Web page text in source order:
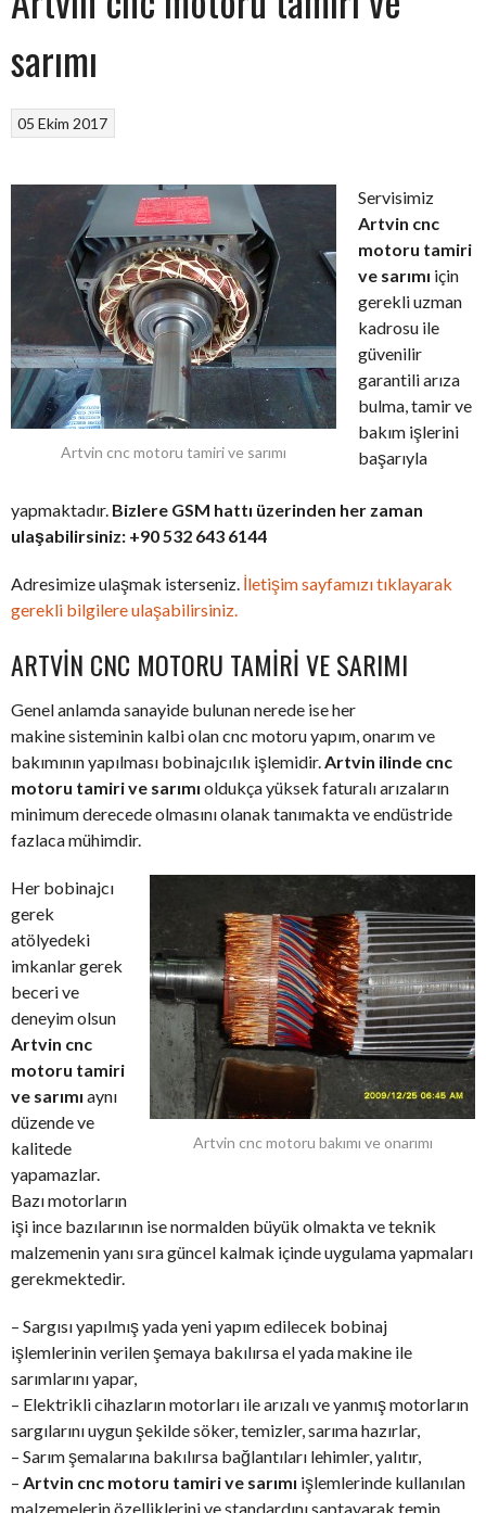
sarımı
05 Ekim 2017
Artvin cnc motoru tamiri ve sarımı
Servisimiz
Artvin cnc
motoru tamiri
ve sarımı için
gerekli uzman
kadrosu ile
güvenilir
garantili arıza
bulma, tamir ve
bakım işlerini
başarıyla
yapmaktadır. Bizlere GSM hattı üzerinden her zaman
ulaşabilirsiniz: +90 532 643 6144
Adresimize ulaşmak isterseniz. İletişim sayfamızı tıklayarak
gerekli bilgilere ulaşabilirsiniz.
ARTVIN CNC MOTORU TAMIRI VE SARIMI
Genel anlamda sanayide bulunan nerede ise her
makine sisteminin kalbi olan cnc motoru yapım, onarım ve
bakımının yapılması bobinajcılık işlemidir.Artvin ilinde cnc
motoru tamiri ve sarımı oldukça yüksek faturalı arızaların
minimum derecede olmasını olanak tanımakta ve endüstride
fazlaca mühimdir.
Artvin cnc motoru bakımı ve onarımı
Her bobinajcı
gerek
atölyedeki
imkanlar gerek
beceri ve
deneyim olsun
Artvin cnc
motoru tamiri
ve sarımı aynı
düzende ve
kalitede
yapamazlar.
Bazı motorların
işi ince bazılarının ise normalden büyük olmakta ve teknik
malzemenin yanı sıra güncel kalmak içinde uygulama yapmaları
gerekmektedir.
– Sargısı yapılmış yada yeni yapım edilecek bobinaj
işlemlerinin verilen şemaya bakılırsa el yada makine ile
sarımlarını yapar,
– Elektrikli cihazların motorları ile arızalı ve yanmış motorların
sargılarını uygun şekilde söker, temizler, sarıma hazırlar,
– Sarım şemalarına bakılırsa bağlantıları lehimler, yalıtır,
– Artvin cnc motoru tamiri ve sarımı işlemlerinde kullanılan
malzemelerin özelliklerini ve standardını saptayarak temin